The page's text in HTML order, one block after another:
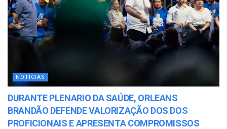
NOTÍCIAS
DURANTE PLENARIO DA SAÚDE, ORLEANS
BRANDÃO DEFENDE VALORIZAÇÃO DOS DOS
PROFICIONAIS E APRESENTA COMPROMISSOS